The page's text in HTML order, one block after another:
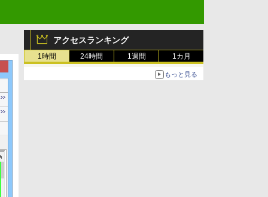
アクセスランキング
1時間 24時間 1週間 1カ月
もっと見る